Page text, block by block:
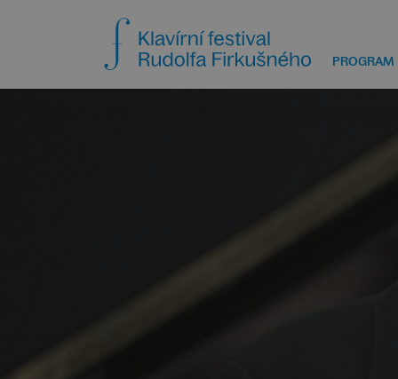
PROGRAM